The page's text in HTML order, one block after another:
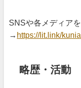
SNSや各メディア
→ https://lit.link/
略歴・活動